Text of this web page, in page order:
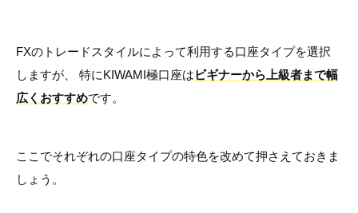
FXのトレードスタイルによって利用する口座タイプを選択
しますが、 特にKIWAMI極口座は ビギナーから上級者まで幅
広くおすすめです。
ここでそれぞれの口座タイプの特色を改めて押さえておきま
しょう。